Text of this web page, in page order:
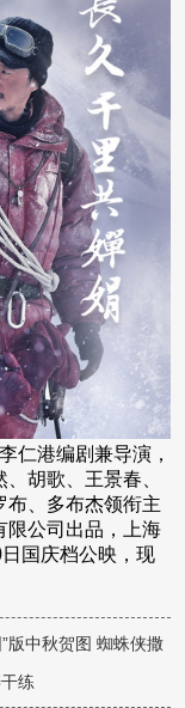
仁港编剧兼导演，
胡歌、王景春、
布、多布杰领衔主
限公司出品，上海
国庆档公映，现
版中秋贺图 蜘蛛侠撒
练